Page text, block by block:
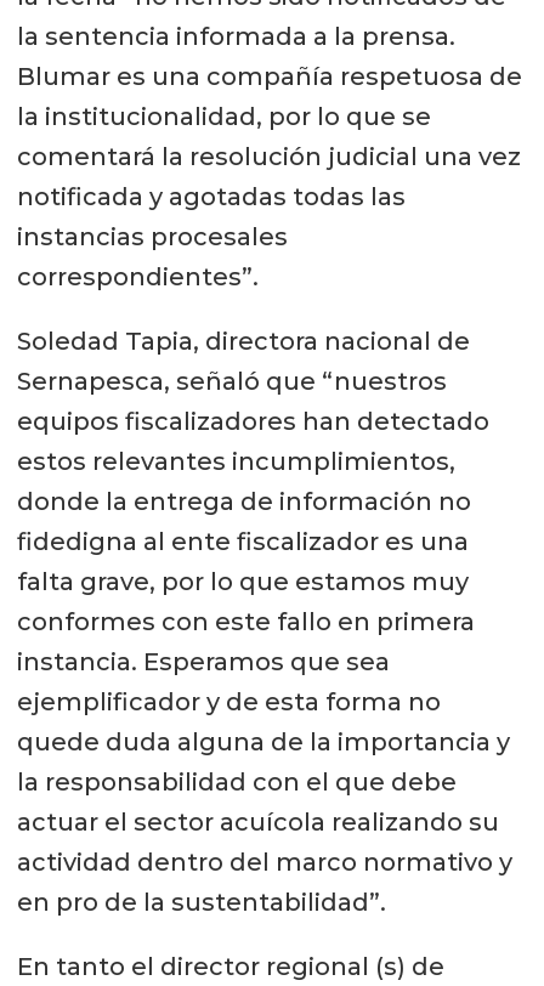
la sentencia informada a la prensa.
Blumar es una compañía respetuosa de
la institucionalidad, por lo que se
comentará la resolución judicial una vez
notificada y agotadas todas las
instancias procesales
correspondientes”.
Soledad Tapia, directora nacional de
Sernapesca, señaló que “nuestros
equipos fiscalizadores han detectado
estos relevantes incumplimientos,
donde la entrega de información no
fidedigna al ente fiscalizador es una
falta grave, por lo que estamos muy
conformes con este fallo en primera
instancia. Esperamos que sea
ejemplificador y de esta forma no
quede duda alguna de la importancia y
la responsabilidad con el que debe
actuar el sector acuícola realizando su
actividad dentro del marco normativo y
en pro de la sustentabilidad”.
En tanto el director regional (s) de